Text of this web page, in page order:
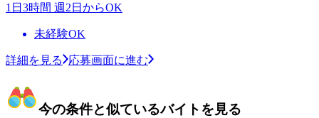
1日3時間 週2日からOK
未経験OK
詳細を見る 応募画面に進む
今の条件と似ているバイトを見る